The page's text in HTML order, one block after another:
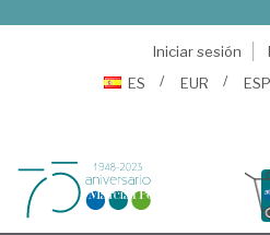
Iniciar sesión
ES
EUR